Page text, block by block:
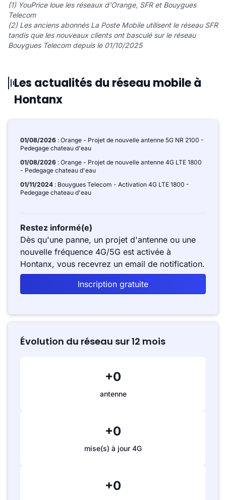
(1) YouPrice loue les réseaux d'Orange, SFR et Bouygues
Telecom
(2) Les anciens abonnés La Poste Mobile utilisent le réseau SFR
tandis que les nouveaux clients ont basculé sur le réseau
Bouygues Telecom depuis le 01/10/2025
Les actualités du réseau mobile à
Hontanx
01/08/2026 : Orange - Projet de nouvelle antenne 5G NR 2100 -
Pedegage chateau d'eau
01/08/2026 : Orange - Projet de nouvelle antenne 4G LTE 1800
- Pedegage chateau d'eau
01/11/2024 : Bouygues Telecom - Activation 4G LTE 1800 -
Pedegage chateau d'eau
Restez informé(e)
Dès qu'une panne, un projet d'antenne ou une
nouvelle fréquence 4G/5G est activée à
Hontanx, vous recevrez un email de notification.
Inscription gratuite
Évolution du réseau sur 12 mois
+0
antenne
+0
mise(s) à jour 4G
+0